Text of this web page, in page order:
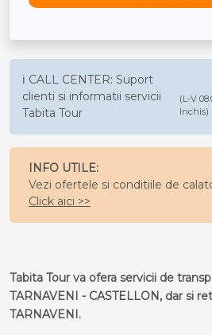
ℹ️ CALL CENTER: Suport
clienti si informatii servicii
Tabita Tour
(L-V
Inchis)
INFO UTILE:
Vezi ofertele si conditiile de
Click aici >>
Tabita Tour va ofera servicii de
TARNAVENI - CASTELLON, dar si
TARNAVENI.